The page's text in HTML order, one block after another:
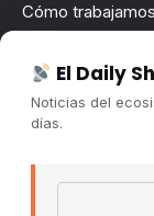
Cómo trabajamos
Contacto
Publicidad
El Daily
Noticias del
días.